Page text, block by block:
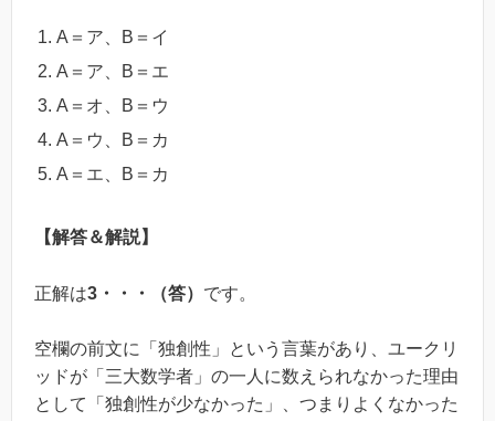
A＝ア、B＝イ
A＝ア、B＝エ
A＝オ、B＝ウ
A＝ウ、B＝カ
A＝エ、B＝カ
【解答＆解説】
正解は3・・・（答） です。
空欄の前文に「独創性」という言葉があり、ユークリ
ッドが「三大数学者」の一人に数えられなかった理由
として「独創性が少なかった」、つまりよくなかった